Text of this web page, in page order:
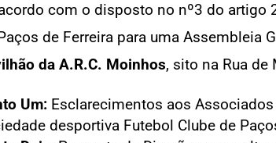
com o disposto no nº3 do artigo
de Ferreira para uma Assembleia
da A.R.C. Moinhos, sito na Rua de
Um: Esclarecimentos aos
desportiva Futebol Clube de